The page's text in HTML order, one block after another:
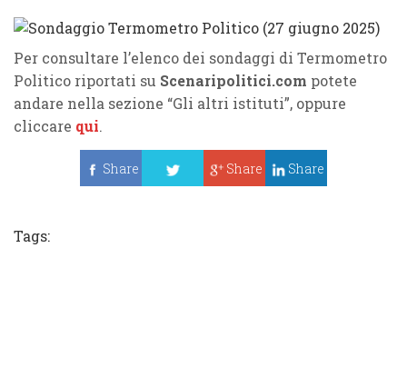
Per consultare l’elenco dei sondaggi di Termometro
Politico riportati su Scenaripolitici.com potete
andare nella sezione “Gli altri istituti”, oppure
cliccare qui.
Share
Share Share
Tags: